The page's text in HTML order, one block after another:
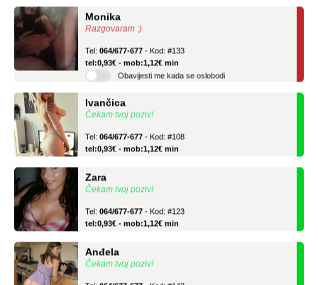
Razgovaram :)
tel:0,93€ - mob:1,12€ min
Obavijesti me kada se oslobodi
Čekam tvoj poziv!
tel:0,93€ - mob:1,12€ min
Čekam tvoj poziv!
tel:0,93€ - mob:1,12€ min
Čekam tvoj poziv!